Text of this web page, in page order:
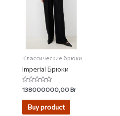
Классические брюки
Imperial Брюки
Rated
0
out
138000000,00Br
Buy product